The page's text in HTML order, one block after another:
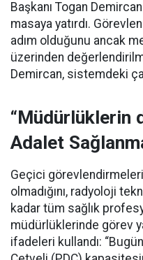
Başkanı Togan
masaya yatırdı.
adım olduğunu ancak
üzerinden
Demircan, sistemdeki
“Müdürlüklerin
Adalet
Geçici
olmadığını, radyoloji
kadar tüm sağlık
müdürlüklerinde görev
ifadeleri kullandı: